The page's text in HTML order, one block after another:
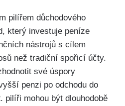
pilířem důchodového
který investuje peníze
nástrojů s cílem
než tradiční spořicí účty.
své úspory
penzi po odchodu do
pilíři mohou být dlouhodobě